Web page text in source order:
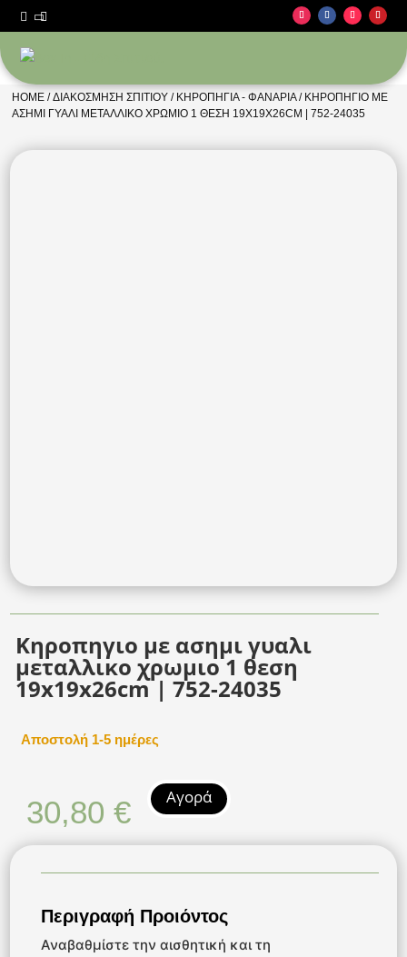
 
HOME /ΔΙΑΚΌΣΜΗΣΗ ΣΠΙΤΙΟΎ / ΚΗΡΟΠΉΓΙΑ - ΦΑΝΆΡΙΑ/ ΚΗΡΟΠΗΓΙΟ ΜΕ
ΑΣΗΜΙ ΓΥΑΛΙ ΜΕΤΑΛΛΙΚΟ ΧΡΩΜΙΟ 1 ΘΕΣΗ 19X19X26CM | 752-24035
Κηροπηγιο με ασημι γυαλι
μεταλλικο χρωμιο 1 θεση
19x19x26cm | 752-24035
Αποστολή 1-5 ημέρες
30,80€ Αγορά
Περιγραφή Προιόντος
Αναβαθμίστε την αισθητική και τη